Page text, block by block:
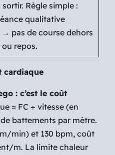
sortir. Règle simple :
qualitative
→ pas de course dehors
repos.
cardiaque
: c’est le coût
= FC ÷ vitesse (en
battements par mètre.
min) et 130 bpm, coût
m. La limite chaleur